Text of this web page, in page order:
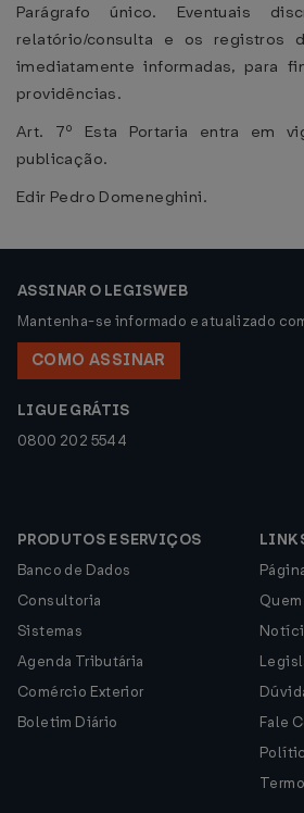
Parágrafo único. Eventuais
relatório/consulta e os registros
imediatamente informadas, para
providências.
Art. 7º Esta Portaria entra em
publicação.
Edir Pedro Domeneghini.
ASSINAR O LEGISWEB
Mantenha-se informado e atualizado
COMO ASSINAR
LIGUE GRÁTIS
0800 202 5544
PRODUTOS E SERVIÇOS
Banco de Dados
Consultoria
Sistemas
Agenda Tributária
Comércio Exterior
Boletim Diário
Fale